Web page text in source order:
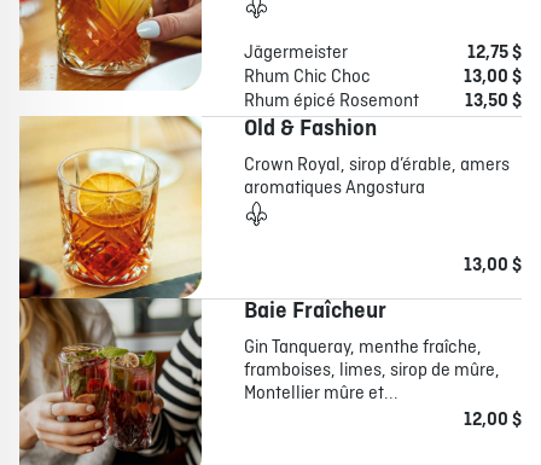
Jägermeister
12,75 $
Rhum Chic Choc
13,00 $
Rhum épicé Rosemont
13,50 $
Old & Fashion
Crown Royal, sirop d’érable, amers
aromatiques Angostura
13,00 $
Baie Fraîcheur
Gin Tanqueray, menthe fraîche,
framboises, limes, sirop de mûre,
Montellier mûre et...
12,00 $